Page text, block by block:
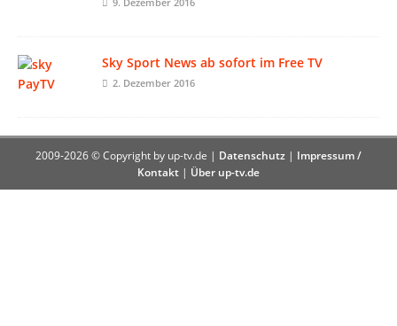
Sky Sport News ab sofort im Free TV
2. Dezember 2016
2009-2026 © Copyright by up-tv.de | Datenschutz | Impressum /
Kontakt | Über up-tv.de